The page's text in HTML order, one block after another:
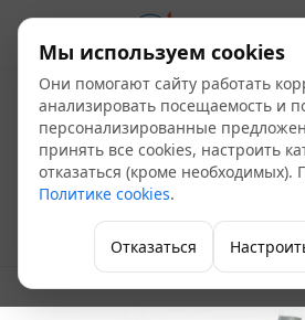
Изоляция
НПЭ Т 9*114
м, в уп. 12 шт)
Теплоизоляция
Мы используем cookies
Они помогают сайту работать
анализировать посещаемость и
персонализированные
принять все cookies, настроить
отказаться (кроме
Политике cookies.
Отказаться